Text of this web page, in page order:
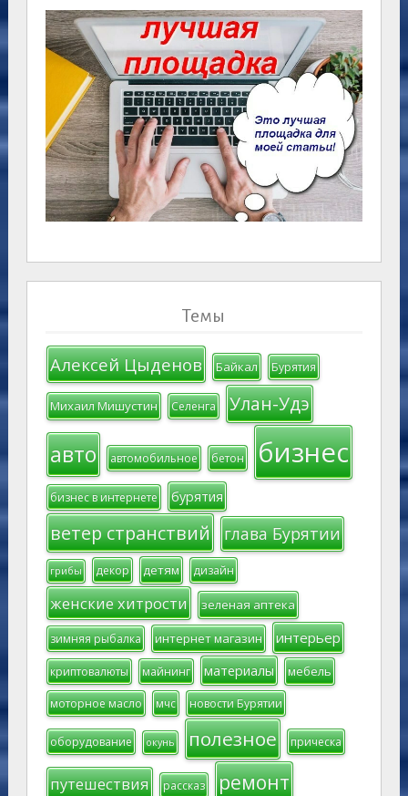
Темы
Алексей Цыденов Байкал Бурятия
Михаил Мишустин Селенга Улан-Удэ
авто автомобильное бетон бизнес
бизнес в интернете бурятия
ветер странствий глава Бурятии
грибы декор детям дизайн
женские хитрости зеленая аптека
зимняя рыбалка интернет магазин интерьер
криптовалюты майнинг материалы мебель
моторное масло мчс новости Бурятии
оборудование окунь полезное прическа
путешествия рассказ ремонт